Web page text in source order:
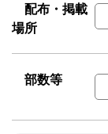
配布・掲載
場所
部数等